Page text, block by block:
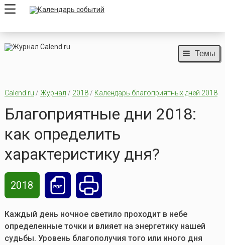
Темы
Calend.ru / Журнал / 2018/ Календарь благоприятных дней 2018
Благоприятные дни 2018:
как определить
характеристику дня?
2018
Каждый день ночное светило проходит в небе
определенные точки и влияет на энергетику нашей
судьбы. Уровень благополучия того или иного дня